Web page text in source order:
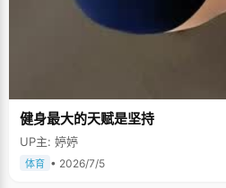
健身最大的天赋是坚持
UP主: 婷婷
体育 • 2026/7/5